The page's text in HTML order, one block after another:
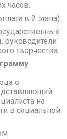
часов.
в 2 этапа).
руководители
творчества.
о
на
в социальной